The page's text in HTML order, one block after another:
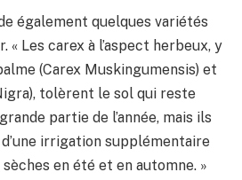
également quelques variétés
« Les carex à l’aspect herbeux, y
(Carex Muskingumensis) et
tolèrent le sol qui reste
partie de l’année, mais ils
irrigation supplémentaire
en été et en automne. »